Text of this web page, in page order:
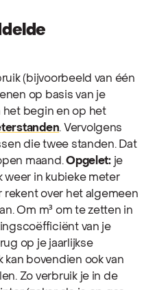
(bijvoorbeeld van één
op basis van je
het begin en op het
. Vervolgens
die twee standen. Dat
maand.Opgelet:je
weer in kubieke meter
rekent over het algemeen
Om m³ om te zetten in
van je
op je jaarlijkse
kan bovendien ook van
Zo verbruik je in de